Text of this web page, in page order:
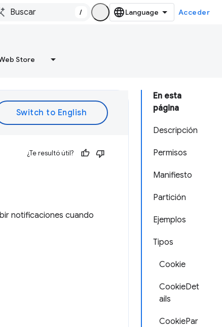
/ Acceder
Store
En esta
página
Descripción
Permisos
Manifiesto
Partición
Ejemplos
Tipos
Cookie
CookieDet
ails
CookiePar
¿Te resultó útil?
notificaciones cuando